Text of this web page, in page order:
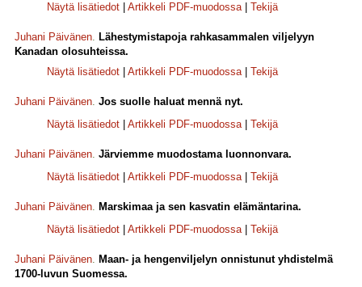
Näytä lisätiedot
Artikkeli PDF-muodossa| Tekijä
Juhani Päivänen. Lähestymistapoja rahkasammalen viljelyyn
Kanadan olosuhteissa.
Näytä lisätiedot
Artikkeli PDF-muodossa| Tekijä
Juhani Päivänen. Jos suolle haluat mennä nyt.
Näytä lisätiedot
Artikkeli PDF-muodossa| Tekijä
Juhani Päivänen. Järviemme muodostama luonnonvara.
Näytä lisätiedot
Artikkeli PDF-muodossa| Tekijä
Juhani Päivänen. Marskimaa ja sen kasvatin elämäntarina.
Näytä lisätiedot
Artikkeli PDF-muodossa| Tekijä
Juhani Päivänen. Maan- ja hengenviljelyn onnistunut yhdistelmä
1700-luvun Suomessa.